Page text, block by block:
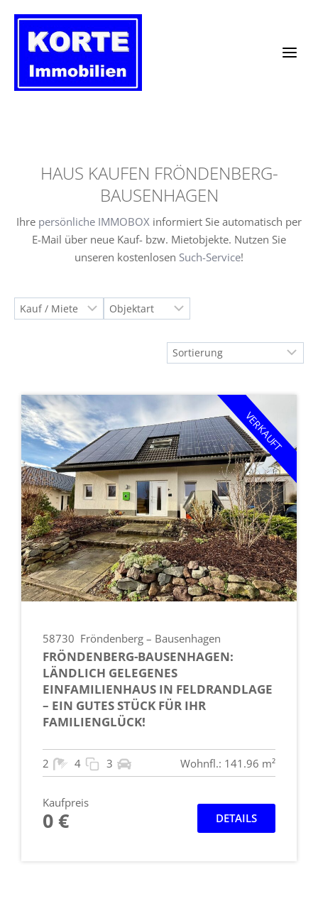
Inhalt
springen
HAUS KAUFEN FRÖNDENBERG-
BAUSENHAGEN
Ihre persönliche IMMOBOX informiert Sie automatisch per
E-Mail über neue Kauf- bzw. Mietobjekte. Nutzen Sie
unseren kostenlosen Such-Service!
VERKAUFT
58730 Fröndenberg – Bausenhagen
FRÖNDENBERG-BAUSENHAGEN:
LÄNDLICH GELEGENES
EINFAMILIENHAUS IN FELDRANDLAGE
– EIN GUTES STÜCK FÜR IHR
FAMILIENGLÜCK!
2 4 3 Wohnfl.: 141.96 m²
Kaufpreis
0 € DETAILS